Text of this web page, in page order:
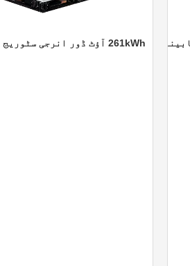
261kWh آؤٹ ڈور انرجی سٹوریج کیبنٹ